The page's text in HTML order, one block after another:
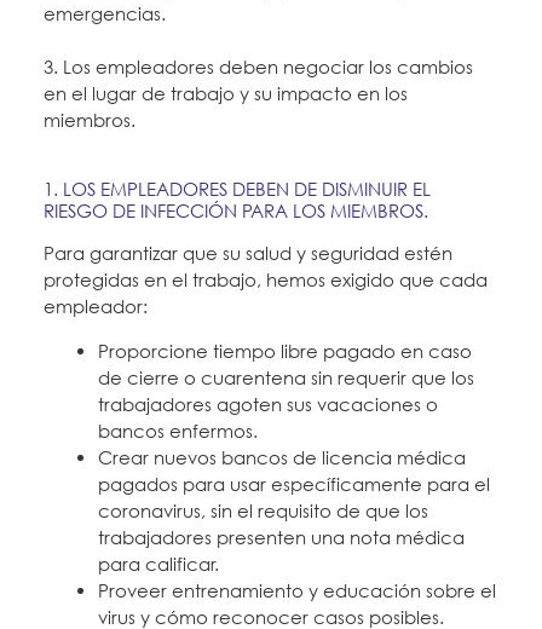
emergencias.
3. Los empleadores deben negociar los cambios
en el lugar de trabajo y su impacto en los
miembros.
1. LOS EMPLEADORES DEBEN DE DISMINUIR EL
RIESGO DE INFECCIÓN PARA LOS MIEMBROS.
Para garantizar que su salud y seguridad estén
protegidas en el trabajo, hemos exigido que cada
empleador:
Proporcione tiempo libre pagado en caso
de cierre o cuarentena sin requerir que los
trabajadores agoten sus vacaciones o
bancos enfermos.
Crear nuevos bancos de licencia médica
pagados para usar específicamente para el
coronavirus, sin el requisito de que los
trabajadores presenten una nota médica
para calificar.
Proveer entrenamiento y educación sobre el
virus y cómo reconocer casos posibles.